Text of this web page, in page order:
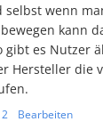
selbst wenn
kann
gibt es Nutzer
Hersteller die
2 Bearbeiten